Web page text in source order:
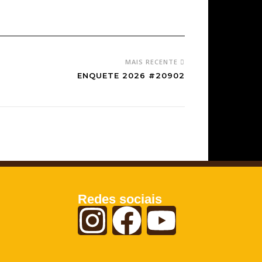
MAIS RECENTE
ENQUETE 2026 #20902
Redes sociais